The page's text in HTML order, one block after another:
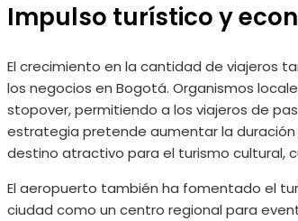
Impulso turístico y
El crecimiento en la cantidad de viajeros
los negocios en Bogotá. Organismos
stopover, permitiendo a los viajeros de
estrategia pretende aumentar la
destino atractivo para el turismo cultural,
El aeropuerto también ha fomentado el
ciudad como un centro regional para